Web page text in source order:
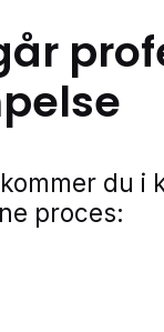
du i
proces: